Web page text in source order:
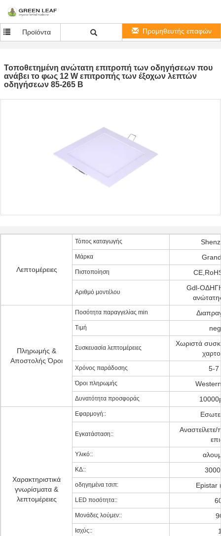
Προϊόντα Προμηθευτής επαφών
Τοποθετημένη ανώτατη επιτροπή των οδηγήσεων που
ανάβει το φως 12 W επιτροπής των έξοχων λεπτών
οδηγήσεων 85-265 Β
Λεπτομέρειες
Τόπος καταγωγής
Μάρκα
Πιστοποίηση
Αριθμό μοντέλου
Gdl-
Πληρωμής &
Αποστολής Όροι
Ποσότητα παραγγελίας min
Τιμή
Συσκευασία λεπτομέρειες
Χωριστά
Χρόνος παράδοσης 5-7
Όροι πληρωμής
Δυνατότητα προσφοράς
Χαρακτηριστικά
γνωρίσματα &
λεπτομέρειες
Εφαρμογή::
Εγκατάσταση::
Αναστείλετε/
Υλικό::
ΚΔ::
οδηγημένα τσιπ: Epistar
LED ποσότητα::
Μονάδες λούμεν::
Ισχύς::